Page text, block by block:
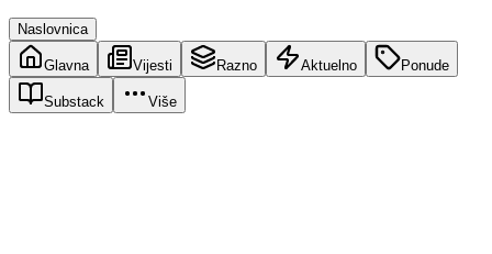
Naslovnica
Glavna Vijesti Razno Aktuelno Ponude
Substack Više